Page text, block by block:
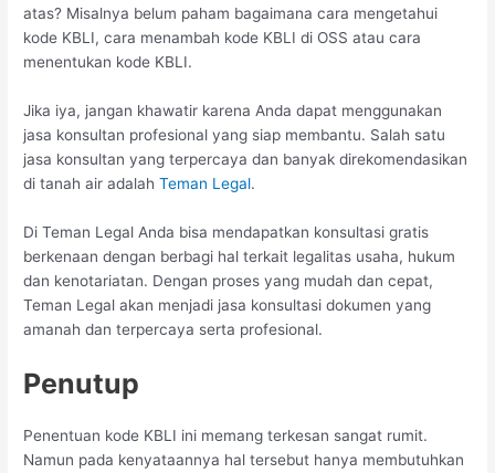
atas? Misalnya belum paham bagaimana cara mengetahui
kode KBLI, cara menambah kode KBLI di OSS atau cara
menentukan kode KBLI.
Jika iya, jangan khawatir karena Anda dapat menggunakan
jasa konsultan profesional yang siap membantu. Salah satu
jasa konsultan yang terpercaya dan banyak direkomendasikan
di tanah air adalahTeman Legal.
Di Teman Legal Anda bisa mendapatkan konsultasi gratis
berkenaan dengan berbagi hal terkait legalitas usaha, hukum
dan kenotariatan. Dengan proses yang mudah dan cepat,
Teman Legal akan menjadi jasa konsultasi dokumen yang
amanah dan terpercaya serta profesional.
Penutup
Penentuan kode KBLI ini memang terkesan sangat rumit.
Namun pada kenyataannya hal tersebut hanya membutuhkan